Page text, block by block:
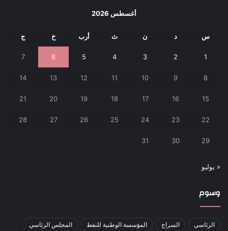
أغسطس 2026
س د ن ث أرب خ ج
1
2
3
4
5
6
7
8
9
10
11
12
13
14
15
16
17
18
19
20
21
22
23
24
25
26
27
28
29
30
31
« يوليو
وسوم
الرئاسي السراج المؤسسة الوطنية للنفط المجلس الرئاسي